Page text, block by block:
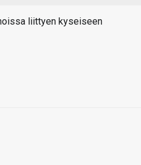
liittyen kyseiseen